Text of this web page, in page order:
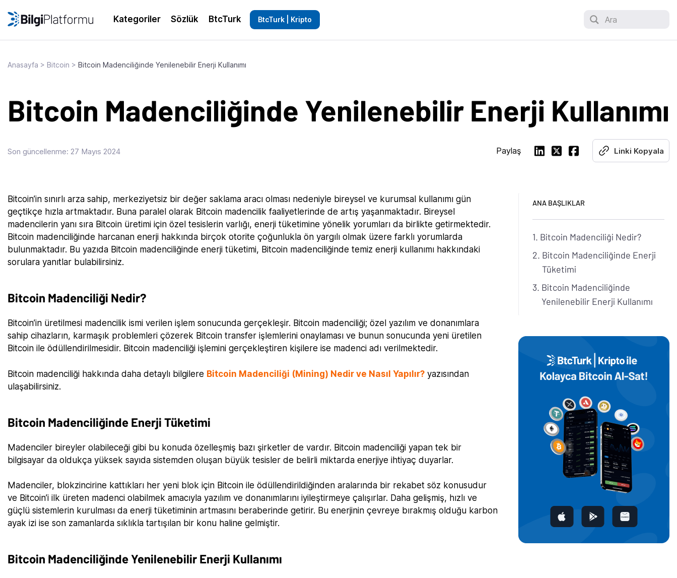
content
Kategoriler Sözlük BtcTurk BtcTurk | Kripto Ara
Anasayfa > Bitcoin > Bitcoin Madenciliğinde Yenilenebilir Enerji Kullanımı
Bitcoin Madenciliğinde Yenilenebilir Enerji Kullanımı
Son güncellenme: 27 Mayıs 2024 Paylaş Linki Kopyala
Bitcoin’in sınırlı arza sahip, merkeziyetsiz bir değer saklama aracı olması nedeniyle bireysel ve kurumsal kullanımı gün
geçtikçe hızla artmaktadır. Buna paralel olarak Bitcoin madencilik faaliyetlerinde de artış yaşanmaktadır. Bireysel
madencilerin yanı sıra Bitcoin üretimi için özel tesislerin varlığı, enerji tüketimine yönelik yorumları da birlikte getirmektedir.
Bitcoin madenciliğinde harcanan enerji hakkında birçok otorite çoğunlukla ön yargılı olmak üzere farklı yorumlarda
bulunmaktadır. Bu yazıda Bitcoin madenciliğinde enerji tüketimi, Bitcoin madenciliğinde temiz enerji kullanımı hakkındaki
sorulara yanıtlar bulabilirsiniz.
Bitcoin Madenciliği Nedir?
Bitcoin’in üretilmesi madencilik ismi verilen işlem sonucunda gerçekleşir. Bitcoin madenciliği; özel yazılım ve donanımlara
sahip cihazların, karmaşık problemleri çözerek Bitcoin transfer işlemlerini onaylaması ve bunun sonucunda yeni üretilen
Bitcoin ile ödüllendirilmesidir. Bitcoin madenciliği işlemini gerçekleştiren kişilere ise madenci adı verilmektedir.
Bitcoin madenciliği hakkında daha detaylı bilgilere Bitcoin Madenciliği (Mining) Nedir ve Nasıl Yapılır? yazısından
ulaşabilirsiniz.
Bitcoin Madenciliğinde Enerji Tüketimi
Madenciler bireyler olabileceği gibi bu konuda özelleşmiş bazı şirketler de vardır. Bitcoin madenciliği yapan tek bir
bilgisayar da oldukça yüksek sayıda sistemden oluşan büyük tesisler de belirli miktarda enerjiye ihtiyaç duyarlar.
Madenciler, blokzincirine kattıkları her yeni blok için Bitcoin ile ödüllendirildiğinden aralarında bir rekabet söz konusudur
ve Bitcoin’i ilk üreten madenci olabilmek amacıyla yazılım ve donanımlarını iyileştirmeye çalışırlar. Daha gelişmiş, hızlı ve
güçlü sistemlerin kurulması da enerji tüketiminin artmasını beraberinde getirir. Bu enerjinin çevreye bırakmış olduğu karbon
ayak izi ise son zamanlarda sıklıkla tartışılan bir konu haline gelmiştir.
Bitcoin Madenciliğinde Yenilenebilir Enerji Kullanımı
ANA BAŞLIKLAR
Bitcoin Madenciliği Nedir?
Bitcoin Madenciliğinde Enerji
Tüketimi
Bitcoin Madenciliğinde
Yenilenebilir Enerji Kullanımı